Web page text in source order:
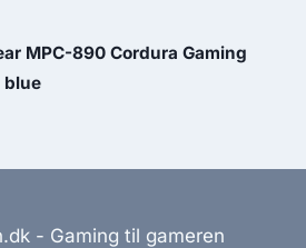
MPC-890 Cordura Gaming
blue
- Gaming til gameren